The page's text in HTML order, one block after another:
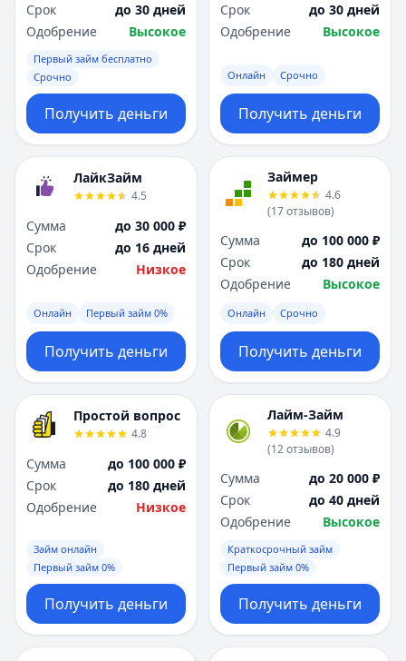
Срок
до 30 дней
Одобрение
Высокое
Первый займ бесплатно
Срочно
Получить деньги
Срок
до 30 дней
Одобрение
Высокое
Онлайн Срочно
Получить деньги
ЛайкЗайм
4.5
Сумма
до 30 000 ₽
Срок
до 16 дней
Одобрение
Низкое
Онлайн Первый займ 0%
Получить деньги
Займер
4.6
(17отзывов)
Сумма
до 100 000 ₽
Срок
до 180 дней
Одобрение
Высокое
Онлайн Срочно
Получить деньги
Простой вопрос
4.8
Сумма
до 100 000 ₽
Срок
до 180 дней
Одобрение
Низкое
Займ онлайн
Первый займ 0%
Получить деньги
Лайм-Займ
4.9
(12отзывов)
Сумма
до 20 000 ₽
Срок
до 40 дней
Одобрение
Высокое
Краткосрочный займ
Первый займ 0%
Получить деньги